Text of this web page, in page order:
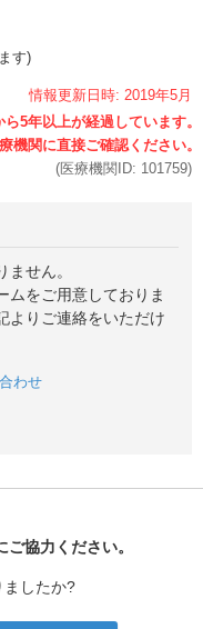
す)
情報更新日時: 2019年5月
(医療機関ID: 101759)
せん。
ムをご用意しておりま
よりご連絡をいただけ
わせ
協力ください。
ましたか?